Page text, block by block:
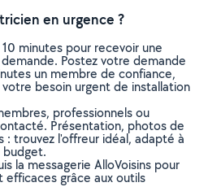
en urgence ?
minutes pour recevoir une
Postez votre demande
un membre de confiance,
besoin urgent de installation
professionnels ou
Présentation, photos de
: trouvez l'offreur idéal, adapté à
la messagerie AlloVoisins pour
efficaces grâce aux outils